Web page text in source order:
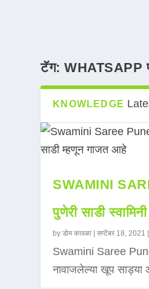
टॅग:WHATSAPP
KNOWLEDGE
SWAMINI
पुणेरी साडी
byडोम कावळा |सप्टेंबर 18, 2021
Swamini Saree
नावाजलेल्या खूप